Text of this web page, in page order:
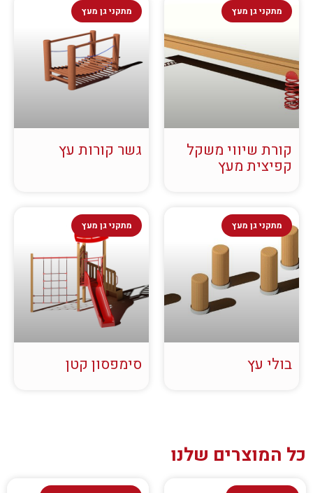
מתקני גן מעץ
קורת שיווי משקל
קפיצית מעץ
מתקני גן מעץ
גשר קורות עץ
מתקני גן מעץ
בולי עץ
מתקני גן מעץ
סימפסון קטן
כל המוצרים שלנו